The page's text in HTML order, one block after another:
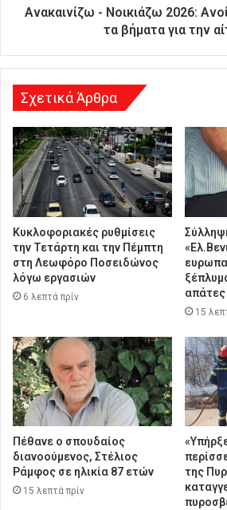
σ
Ανακαινίζω - Νοικιάζω 2026:
τα βήματα για την
Σχετικά Άρθρα
Κυκλοφοριακές ρυθμίσεις
την Τετάρτη και την Πέμπτη
στη Λεωφόρο Ποσειδώνος
λόγω εργασιών
6 λεπτά πρίν
απάτες
15
Πέθανε ο σπουδαίος
διανοούμενος, Στέλιος
Ράμφος σε ηλικία 87 ετών
15 λεπτά πρίν
της